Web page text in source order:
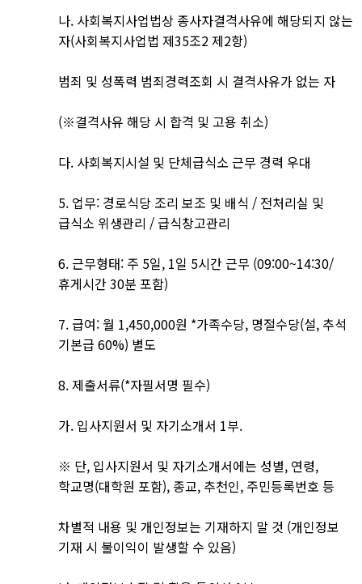
나. 사회복지사업법상 종사자결격사유에 해당되지 않는
자(사회복지사업법 제35조2 제2항)
범죄 및 성폭력 범죄경력조회 시 결격사유가 없는 자
(※결격사유 해당 시 합격 및 고용 취소)
다. 사회복지시설 및 단체급식소 근무 경력 우대
5. 업무: 경로식당 조리 보조 및 배식 / 전처리실 및
급식소 위생관리 / 급식창고관리
6. 근무형태: 주 5일, 1일 5시간 근무 (09:00~14:30/
휴게시간 30분 포함)
7. 급여: 월 1,450,000원 *가족수당, 명절수당(설, 추석
기본급 60%) 별도
8. 제출서류(*자필서명 필수)
가. 입사지원서 및 자기소개서 1부.
※ 단, 입사지원서 및 자기소개서에는 성별, 연령,
학교명(대학원 포함), 종교, 추천인, 주민등록번호 등
차별적 내용 및 개인정보는 기재하지 말 것 (개인정보
기재 시 불이익이 발생할 수 있음)